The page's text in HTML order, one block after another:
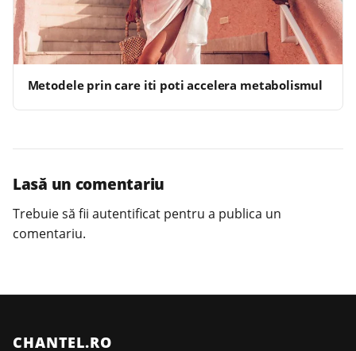
Metodele prin care iti poti accelera metabolismul
Lasă un comentariu
Trebuie să fii autentificat pentru a publica un
comentariu.
CHANTEL.RO